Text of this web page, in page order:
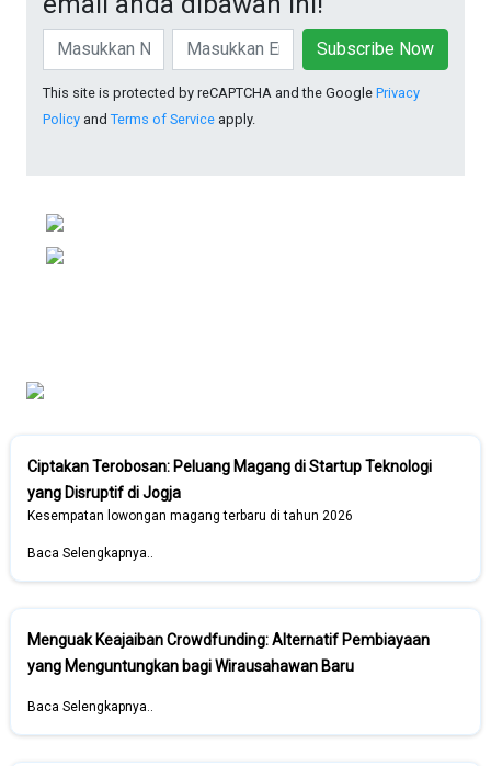
Subscribe Now
This site is protected by reCAPTCHA and the Google Privacy
Policy and Terms of Service apply.
Ciptakan Terobosan: Peluang Magang di Startup Teknologi
yang Disruptif di Jogja
Kesempatan lowongan magang terbaru di tahun 2026
Baca Selengkapnya..
Menguak Keajaiban Crowdfunding: Alternatif Pembiayaan
yang Menguntungkan bagi Wirausahawan Baru
Baca Selengkapnya..